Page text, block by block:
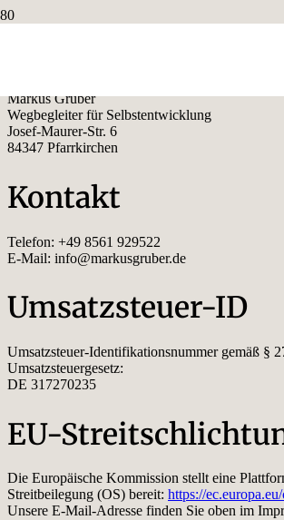
Markus Gruber
Wegbegleiter für Selbstentwicklung
Josef-Maurer-Str. 6
84347 Pfarrkirchen
Kontakt
Telefon: +49 8561 929522
E-Mail: info@markusgruber.de
Umsatzsteuer-ID
Umsatzsteuer-Identifikationsnummer gemäß §
Umsatzsteuergesetz:
DE 317270235
EU-
Die Europäische Kommission stellt eine
Streitbeilegung (OS) bereit: https://
Unsere E-Mail-Adresse finden Sie oben im